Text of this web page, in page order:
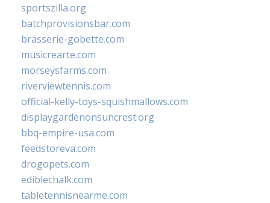
sportszilla.org
batchprovisionsbar.com
brasserie-gobette.com
musicrearte.com
morseysfarms.com
riverviewtennis.com
official-kelly-toys-squishmallows.com
displaygardenonsuncrest.org
bbq-empire-usa.com
feedstoreva.com
drogopets.com
ediblechalk.com
tabletennisnearme.com